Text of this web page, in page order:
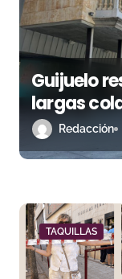
e
n
t
r
a
d
a
s
Guijuelo
largas
abonos
Redacción
TAQUILLAS